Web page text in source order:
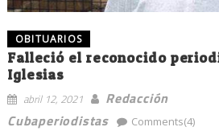
OBITUARIOS
Falleció el reconocido
Iglesias
abril 12, 2021
Redacción
Cubaperiodistas
Comments(4)